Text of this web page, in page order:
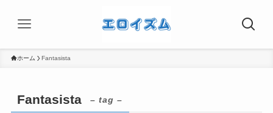
ホーム Fantasista
Fantasista – tag –